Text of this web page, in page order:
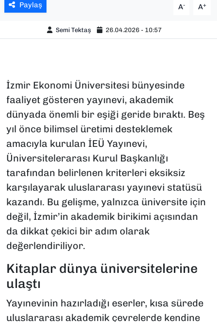
Paylaş A- A+
Semi Tektaş 26.04.2026 - 10:57
İzmir Ekonomi Üniversitesi bünyesinde
faaliyet gösteren yayınevi, akademik
dünyada önemli bir eşiği geride bıraktı. Beş
yıl önce bilimsel üretimi desteklemek
amacıyla kurulan İEÜ Yayınevi,
Üniversitelerarası Kurul Başkanlığı
tarafından belirlenen kriterleri eksiksiz
karşılayarak uluslararası yayınevi statüsü
kazandı. Bu gelişme, yalnızca üniversite için
değil, İzmir’in akademik birikimi açısından
da dikkat çekici bir adım olarak
değerlendiriliyor.
Kitaplar dünya üniversitelerine
ulaştı
Yayınevinin hazırladığı eserler, kısa sürede
uluslararası akademik çevrelerde kendine